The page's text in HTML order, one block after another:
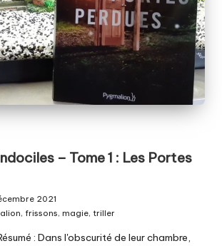
– Tome 1 : Les Portes
2021
, frissons, magie, triller
: Dans l'obscurité de leur chambre,